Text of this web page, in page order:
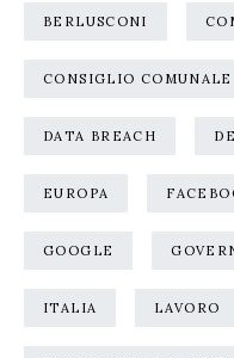
BERLUSCONI
CONSIGLIO COMUNALE
DATA BREACH
EUROPA
GOOGLE
ITALIA LAVORO